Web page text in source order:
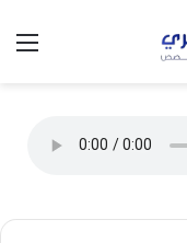
الوضع